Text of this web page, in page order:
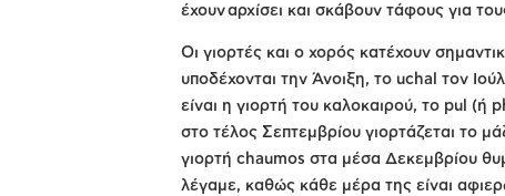
έχουν αρχίσει και σκάβουν τάφους για
Οι γιορτές και ο χορός κατέχουν
υποδέχονται την Άνοιξη, το uchal τον
είναι η γιορτή του καλοκαιρού, το pul (ή
στο τέλος Σεπτεμβρίου γιορτάζεται το
γιορτή chaumos στα μέσα Δεκεμβρίου
λέγαμε, καθώς κάθε μέρα της είναι